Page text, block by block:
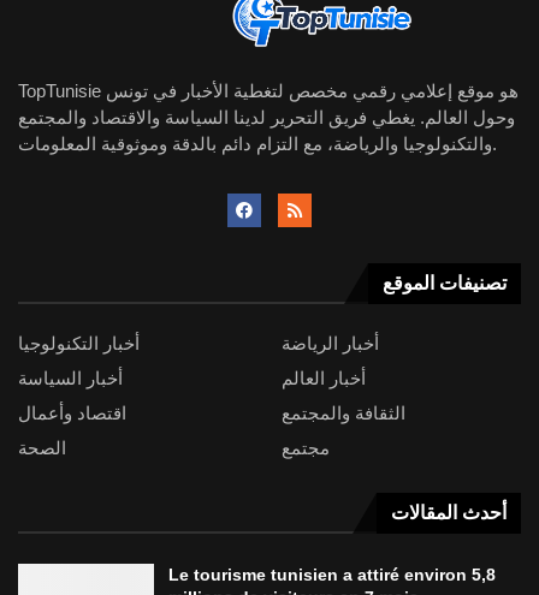
TopTunisie هو موقع إعلامي رقمي مخصص لتغطية الأخبار في تونس
وحول العالم. يغطي فريق التحرير لدينا السياسة والاقتصاد والمجتمع
والتكنولوجيا والرياضة، مع التزام دائم بالدقة وموثوقية المعلومات.
تصنيفات الموقع
أخبار التكنولوجيا
أخبار الرياضة
أخبار السياسة
أخبار العالم
اقتصاد وأعمال
الثقافة والمجتمع
الصحة
مجتمع
أحدث المقالات
Le tourisme tunisien a attiré environ 5,8